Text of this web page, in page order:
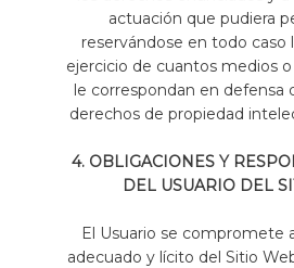
actuación que pudiera
reservándose en todo caso
ejercicio de cuantos medios
le correspondan en defensa
derechos de propiedad
4. OBLIGACIONES Y
DEL USUARIO DEL
El Usuario se compromete
adecuado y lícito del Sitio